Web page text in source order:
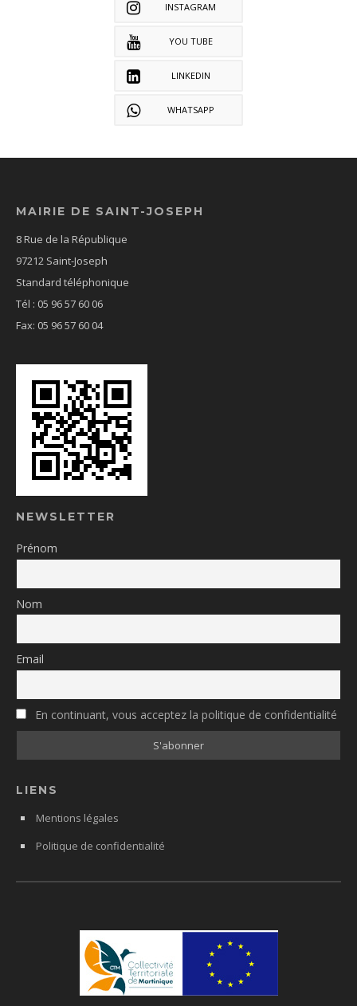
INSTAGRAM
YOU TUBE
LINKEDIN
WHATSAPP
MAIRIE DE SAINT-JOSEPH
8 Rue de la République
97212 Saint-Joseph
Standard téléphonique
Tél : 05 96 57 60 06
Fax: 05 96 57 60 04
NEWSLETTER
Prénom
Nom
Email
En continuant, vous acceptez la politique de confidentialité
LIENS
Mentions légales
Politique de confidentialité